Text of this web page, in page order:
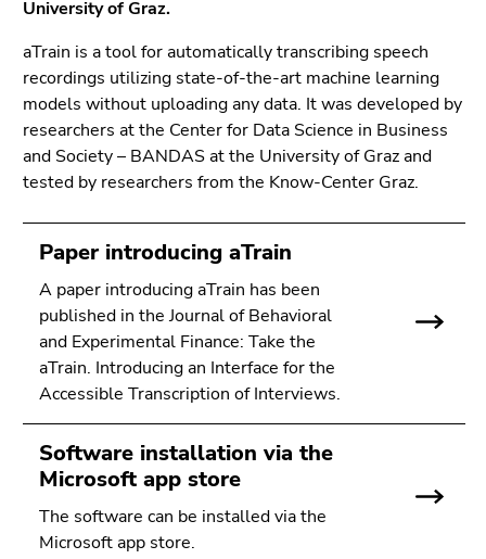
Link.
Zum
Inhalt
(Zugriffstaste
1)
(Zugriffstaste
2)
Zur
Hauptnavigation
(Zugriffstaste
3)
Unternavigation
(Zugriffstaste
4)
Zu
den
University of Graz.
aTrain is a tool for automatically transcribing speech
recordings utilizing state-of-the-art machine learning
models without uploading any data. It was developed by
researchers at the Center for Data Science in Business
and Society – BANDAS at the University of Graz and
tested by researchers from the Know-Center Graz.
Paper introducing aTrain
A paper introducing aTrain has been
published in the Journal of Behavioral
and Experimental Finance: Take the
aTrain. Introducing an Interface for the
Accessible Transcription of Interviews.
Software installation via the
Microsoft app store
The software can be installed via the
Microsoft app store.